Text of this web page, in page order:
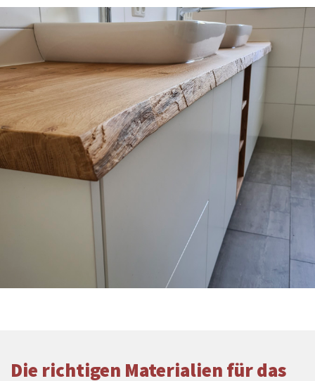
Die richtigen Materialien für das